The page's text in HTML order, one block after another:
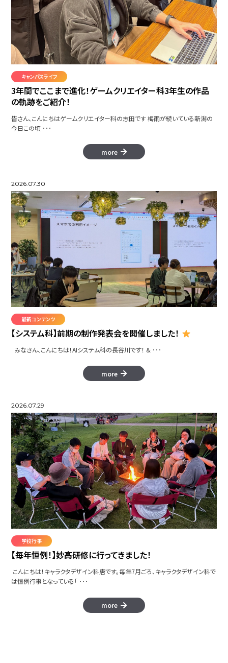
キャンパスライフ
3年間でここまで進化！ゲームクリエイター科3年生の作品
の軌跡をご紹介！
皆さん、こんにちはゲームクリエイター科の志田です 梅雨が続いている新潟の
今日この頃 ･･･
more
2026.07.30
最新コンテンツ
【システム科】前期の制作発表会を開催しました！
みなさん、こんにちは！AIシステム科の長谷川です！ & ･･･
more
2026.07.29
学校行事
【毎年恒例！】妙高研修に行ってきました！
こんにちは！キャラクタデザイン科唐です。毎年7月ごろ、キャラクタデザイン科で
は恒例行事となっている「 ･･･
more